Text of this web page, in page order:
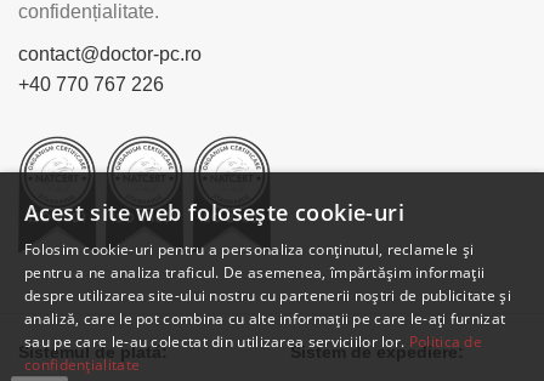
confidențialitate.
contact@doctor-pc.ro
+40 770 767 226
Sistemul de plată: Sistem de expediere:
Acest site web folosește cookie-uri
Folosim cookie-uri pentru a personaliza conținutul, reclamele și
pentru a ne analiza traficul. De asemenea, împărtășim informații
despre utilizarea site-ului nostru cu partenerii noștri de publicitate și
analiză, care le pot combina cu alte informații pe care le-ați furnizat
sau pe care le-au colectat din utilizarea serviciilor lor. Politica de
confidențialitate